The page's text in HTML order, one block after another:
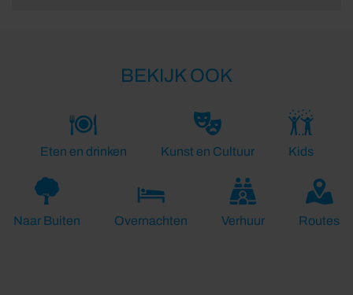
BEKIJK OOK
Eten en drinken Kunst en Cultuur Kids
Naar Buiten Overnachten Verhuur Routes